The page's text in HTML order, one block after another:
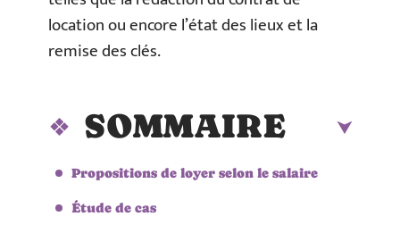
location ou encore l’état des lieux et la
remise des clés.
SOMMAIRE
Propositions de loyer selon le salaire
Étude de cas